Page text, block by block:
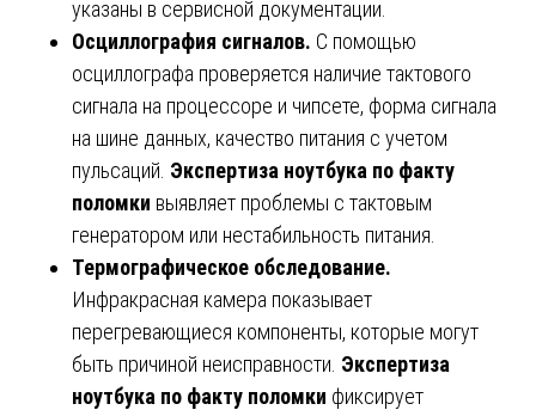
указаны в сервисной документации.
Осциллография сигналов. С помощью
осциллографа проверяется наличие тактового
сигнала на процессоре и чипсете, форма сигнала
на шине данных, качество питания с учетом
пульсаций. Экспертиза ноутбука по факту
поломки выявляет проблемы с тактовым
генератором или нестабильность питания.
Термографическое обследование.
Инфракрасная камера показывает
перегревающиеся компоненты, которые могут
быть причиной неисправности. Экспертиза
ноутбука по факту поломки фиксирует